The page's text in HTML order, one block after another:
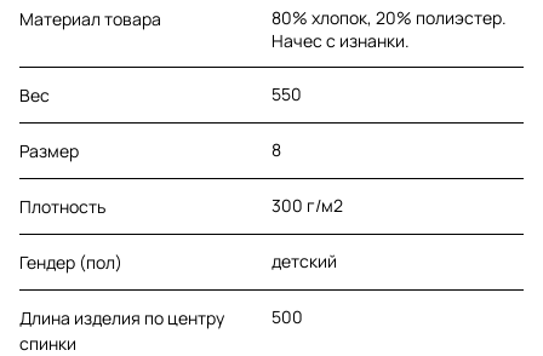
Материал товара
80% хлопок, 20% полиэстер.
Начес с изнанки.
Вес 550
Размер 8
Плотность 300 г/м2
Гендер (пол) детский
Длина изделия по центру
спинки
500